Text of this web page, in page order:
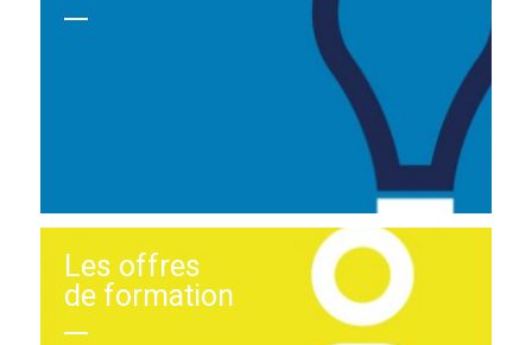
Les offres
de formation